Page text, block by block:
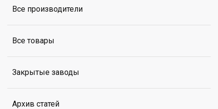
Все производители
Все товары
Закрытые заводы
Архив статей